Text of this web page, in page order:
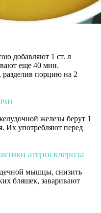
добавляют 1 ст. л
еще 40 мин.
порцию на 2
железы берут 1
Их употребляют перед
атеросклероза
мышцы, снизить
бляшек, заваривают